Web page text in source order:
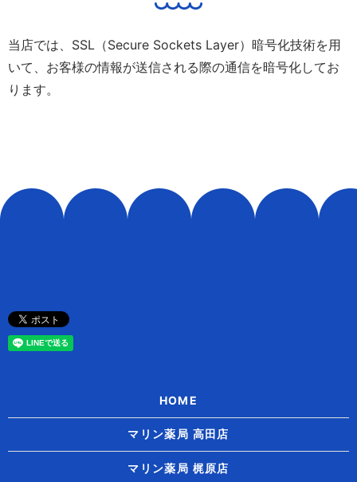
当店では、SSL（Secure Sockets Layer）暗号化技術を用
いて、お客様の情報が送信される際の通信を暗号化してお
ります。
HOME
マリン薬局 高田店
マリン薬局 梶原店